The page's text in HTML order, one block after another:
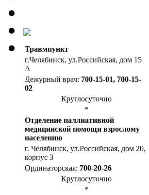
Травмпункт
г.Челябинск, ул.Российская, дом 15
А
Дежурный врач: 700-15-01, 700-15-
02
Круглосуточно
*
Отделение паллиативной
медицинской помощи взрослому
населению
г. Челябинск, ул.Российская, дом 20,
корпус 3
Ординаторская: 700-20-26
Круглосуточно
*